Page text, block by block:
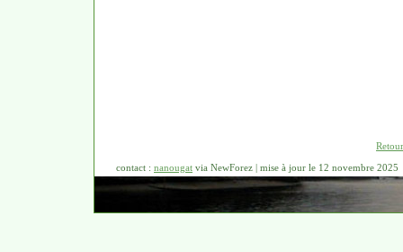
contact : nanougat via NewForez | mise à jour le 12 novembre 2025